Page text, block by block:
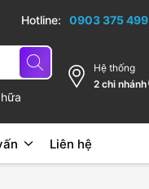
Hotline: 0903 375 499
Hệ thống
2 chi nhánh
Liên hệ